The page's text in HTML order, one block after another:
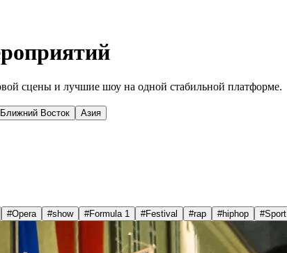
сцены и лучшие шоу на одной стабильной платформе.
Ближний Восток Азия
#Opera #show #Formula 1 #Festival #rap #hiphop #Sport